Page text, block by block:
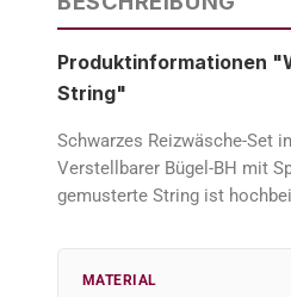
Produktinformationen
String"
Schwarzes Reizwäsche-Set
Verstellbarer Bügel-BH mit
gemusterte String ist
MATERIAL